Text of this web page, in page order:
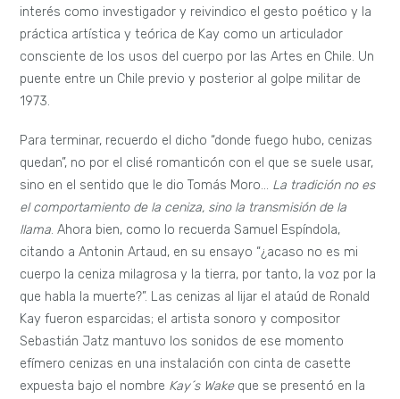
interés como investigador y reivindico el gesto poético y la
práctica artística y teórica de Kay como un articulador
consciente de los usos del cuerpo por las Artes en Chile. Un
puente entre un Chile previo y posterior al golpe militar de
1973.
Para terminar, recuerdo el dicho “donde fuego hubo, cenizas
quedan”, no por el clisé romanticón con el que se suele usar,
sino en el sentido que le dio Tomás Moro… La tradición no es
el comportamiento de la ceniza, sino la transmisión de la
llama. Ahora bien, como lo recuerda Samuel Espíndola,
citando a Antonin Artaud, en su ensayo “¿acaso no es mi
cuerpo la ceniza milagrosa y la tierra, por tanto, la voz por la
que habla la muerte?”. Las cenizas al lijar el ataúd de Ronald
Kay fueron esparcidas; el artista sonoro y compositor
Sebastián Jatz mantuvo los sonidos de ese momento
efímero cenizas en una instalación con cinta de casette
expuesta bajo el nombre Kay´s Wakeque se presentó en la